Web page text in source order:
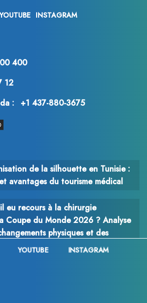
YOUTUBE INSTAGRAM
400
12
:
+1 437-880-3675
de la silhouette en Tunisie :
avantages du tourisme médical
eu recours à la chirurgie
Coupe du Monde 2026 ? Analyse
physiques et des
YOUTUBE INSTAGRAM